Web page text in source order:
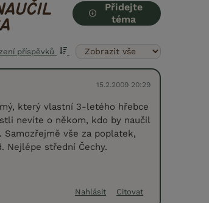
Přidejte
téma
příspěvků
15.2.2009 20:29
který vlastní 3-letého hřebce
nevíte o někom, kdo by naučil
vše za poplatek,
Nejlépe střední Čechy.
Nahlásit Citovat